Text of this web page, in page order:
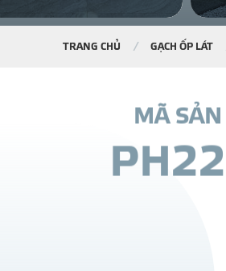
TRANG CHỦ GẠCH ỐP LÁT
MÃ SẢN
PH22